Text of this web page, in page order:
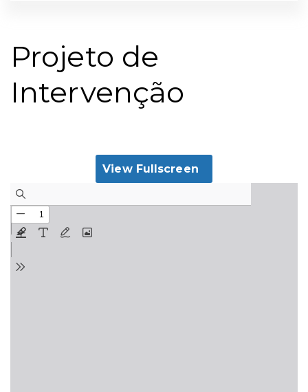
Projeto de
Intervenção
View Fullscreen